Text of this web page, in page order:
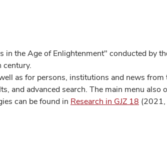
the Age of Enlightenment" conducted by
century.
as for persons, institutions and news
and advanced search. The main menu also
can be found in Research in GJZ 18 (2021,